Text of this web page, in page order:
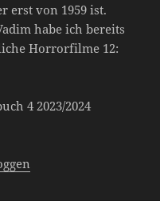
erst von 1959 ist.
habe ich bereits
Horrorfilme 12:
4 2023/2024